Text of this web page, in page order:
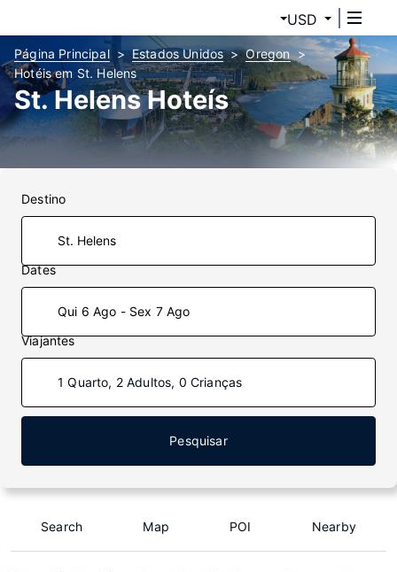
USD
Página Principal Estados Unidos
Oregon
Hotéis em St. Helens
St. Helens Hoteís
Destino
Dates
Qui 6 Ago - Sex 7 Ago
Viajantes
1 Quarto, 2 Adultos, 0 Crianças
Pesquisar
Search Map POI Nearby